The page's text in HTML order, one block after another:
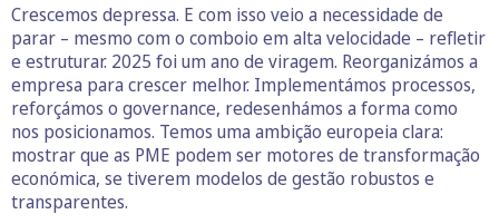
Crescemos depressa. E com isso veio a necessidade de
parar – mesmo com o comboio em alta velocidade – refletir
e estruturar. 2025 foi um ano de viragem. Reorganizámos a
empresa para crescer melhor. Implementámos processos,
reforçámos o governance, redesenhámos a forma como
nos posicionamos. Temos uma ambição europeia clara:
mostrar que as PME podem ser motores de transformação
económica, se tiverem modelos de gestão robustos e
transparentes.